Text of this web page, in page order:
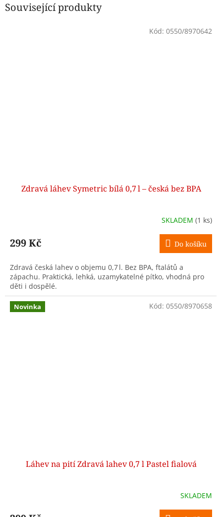
Související produkty
Zdravá láhev Symetric bílá 0,7 l – česká bez BPA
SKLADEM (1 ks)
299 Kč Do košíku
Zdravá česká lahev o objemu 0,7 l. Bez BPA, ftalátů a
zápachu. Praktická, lehká, uzamykatelné pítko, vhodná pro
děti i dospělé.
Kód: 0550/8970642
Novinka
Láhev na pití Zdravá lahev 0,7 l Pastel fialová
SKLADEM
Kód: 0550/8970658